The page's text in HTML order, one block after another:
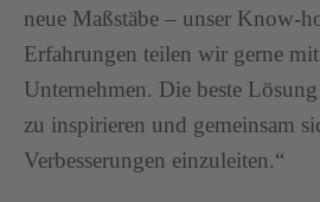
neue Maßstäbe – unser Know-
Erfahrungen teilen wir gerne mit
Unternehmen. Die beste
zu inspirieren und gemeinsam
Verbesserungen einzuleiten.“